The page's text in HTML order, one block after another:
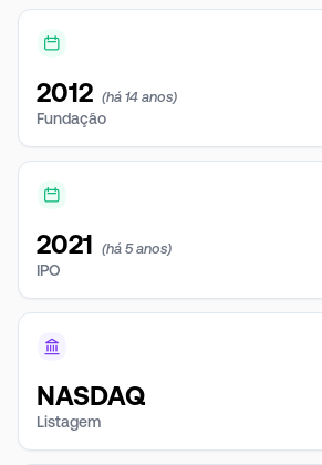
2012 (há 14 anos)
Fundação
2021 (há 5 anos)
IPO
NASDAQ
Listagem